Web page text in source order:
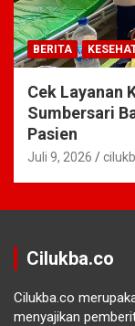
BERITA
Cek Layanan
Sumbersari
Pasien
Juli 9, 2026
Cilukba.co
Cilukba.co
menyajikan